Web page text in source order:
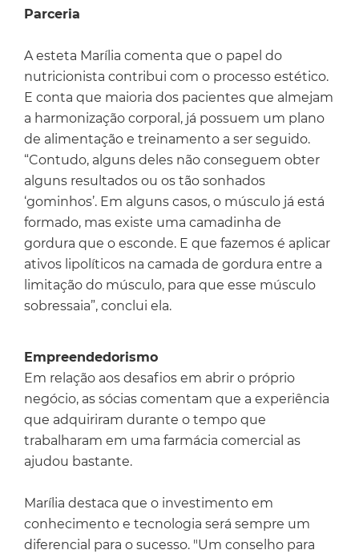
Parceria
A esteta Marília comenta que o papel do
nutricionista contribui com o processo estético.
E conta que maioria dos pacientes que almejam
a harmonização corporal, já possuem um plano
de alimentação e treinamento a ser seguido.
“Contudo, alguns deles não conseguem obter
alguns resultados ou os tão sonhados
‘gominhos’. Em alguns casos, o músculo já está
formado, mas existe uma camadinha de
gordura que o esconde. E que fazemos é aplicar
ativos lipolíticos na camada de gordura entre a
limitação do músculo, para que esse músculo
sobressaia”, conclui ela.
Empreendedorismo
Em relação aos desafios em abrir o próprio
negócio, as sócias comentam que a experiência
que adquiriram durante o tempo que
trabalharam em uma farmácia comercial as
ajudou bastante.
Marília destaca que o investimento em
conhecimento e tecnologia será sempre um
diferencial para o sucesso. "Um conselho para